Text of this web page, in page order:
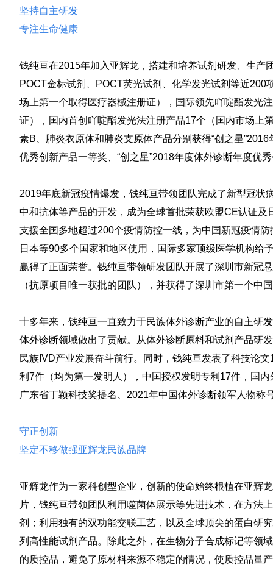
坚持自主研发
专注生命健康
钱纯亘在2015年加入亚辉龙，搭建和培养试剂研发、生
POCT金标试剂、POCT荧光试剂、化学发光试剂等近
场上第一个取得医疗器械注册证），国际领先吖啶酯发光
证），国内首创吖啶酯发光法注册产品17个（国内市场上
素B、肺炎衣原体和肺炎支原体产品分别获得“创之星
优秀创新产品一等奖、“创之星”2018年度体外诊断年度优
2019年底新冠疫情爆发，钱纯亘带领团队完成了新型冠
中和抗体等产品的开发，成为全球首批荣获欧盟CE认证
支援全国多地超过200个疫情防控一线，为中国新冠疫情
日本等90多个国家和地区使用，国际多家顶级医学机构给
赢得了正面荣誉。钱纯亘带领研发团队开展了深圳市新冠
（抗原项目唯一获批的团队），并获得了深圳市第一个中
十多年来，钱纯亘一直致力于民族体外诊断产业的自主研
体外诊断领域做出了贡献。从体外诊断原料和试剂产品研
民族IVD产业发展奋斗前行。同时，钱纯亘发表了科技论
利7件（均为第一发明人），中国授权发明专利17件，国
广东省丁颖科技奖提名、2021年中国体外诊断领军人物称
守正创新
坚定不移做强亚辉龙民族品牌
亚辉龙作为一家科创型企业，创新的使命始终根植在亚辉
片，钱纯亘带领团队利用噬菌体展示等先进技术，在方法
剂；利用独有的双功能交联工艺，以及全球顶尖的蛋白研
列高性能试剂产品。除此之外，在生物分子合成标记等领
的质控品，避免了原材料来源不稳定的情况，使质控品量